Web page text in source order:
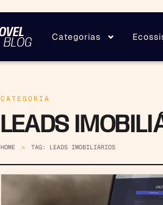
Categorias
CATEGORIA
LEADS
HOME TAG: LEADS IMOBILIÁRIOS